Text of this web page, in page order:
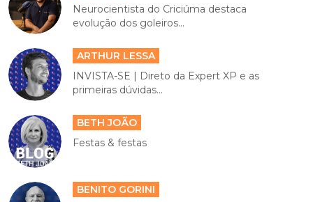
Neurocientista do Criciúma destaca
evolução dos goleiros...
ARTHUR LESSA
INVISTA-SE | Direto da Expert XP e as
primeiras dúvidas...
BETH JOÃO
Festas & festas
BENITO GORINI